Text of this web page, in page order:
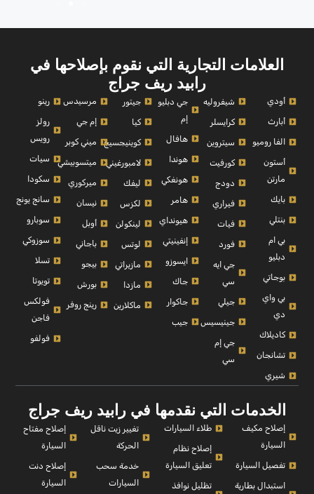
العلامات التجارية التي نقوم بإصلاحها في
رابيد ريف جراج
أودي
أبارث
الفا روميو
أستون
مارتن
بايك
بنتلي
بي ام
دبليو
بوجاتي
بي واي
دي
كاديلاك
تشانجان
شيري
شيفروليه
كرايسلر
سيتروين
كورفيت
دودج
فيراري
فيات
فورد
جي ايه
سي
جيلي
جينيسيس
جي إم
سي
جي دبليو
إم
هافال
هوندا
هونغكي
هامر
هيونداي
إنفينيتي
ايسوزو
جاك
جاكوار
جيب
جيتور
كيا
كوينيجسيج
لامبورغيني
ليفك
لكزس
لينكولن
لوتس
مازيراتي
مازدا
ماكلارين
مرسيدس
إم جي
ميني كوبر
ميتسوبيشي
ميركوري
نيسان
أوبل
باجاني
بيجو
بورش
رينج روفر
رينو
رولز
رويس
سيات
سكودا
سانج يونج
سوبارو
سوزوكي
تسلا
تويوتا
فولكس
فاجن
فولفو
الخدمات التي نقدمها في رابيد ريف جراج
إصلاح مكيف
السيارة
تفصيل السيارة
استبدال بطارية
طلاء السيارات
إصلاح نظام
تعليق السيارة
تظليل نوافذ
تغيير زيت ناقل
الحركة
خدمة سحب
السيارات
إصلاح مفتاح
السيارة
إصلاح دنت
السيارة